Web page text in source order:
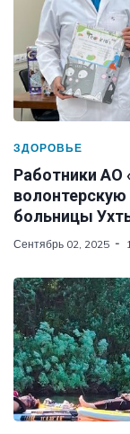
ЗДОРОВЬЕ
Работники АО
больницы
Сентябрь 02, 2025